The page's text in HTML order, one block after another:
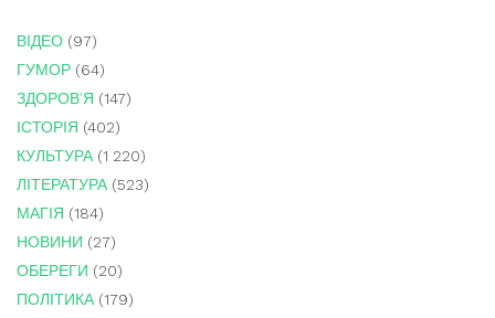
ВІДЕО (97)
ГУМОР (64)
ЗДОРОВ'Я (147)
ІСТОРІЯ (402)
КУЛЬТУРА(1 220)
ЛІТЕРАТУРА(523)
МАГІЯ (184)
НОВИНИ (27)
ОБЕРЕГИ (20)
ПОЛІТИКА(179)